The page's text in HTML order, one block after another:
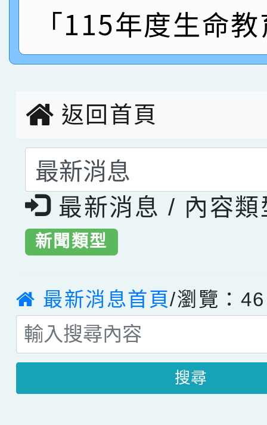
指導老師林老師
賽 劉文瑛教師榮獲教
臺灣台語-第二名
賀！本校參與2026世
市賽榮獲科學小創客佳
「115年度生命
返回首頁
選擇後頁面內容會更
最新消息 / 內容類
新聞類型
最新消息首頁/瀏覽：46
搜尋